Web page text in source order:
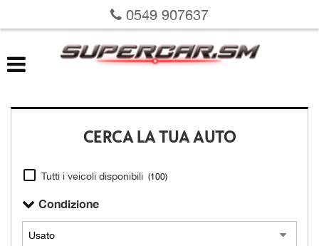
VALUTAZIONE USATO
SU DI NOI
CERCA LA TUA AUTO
Tutti i veicoli disponibili (100)
Condizione
0549 907637